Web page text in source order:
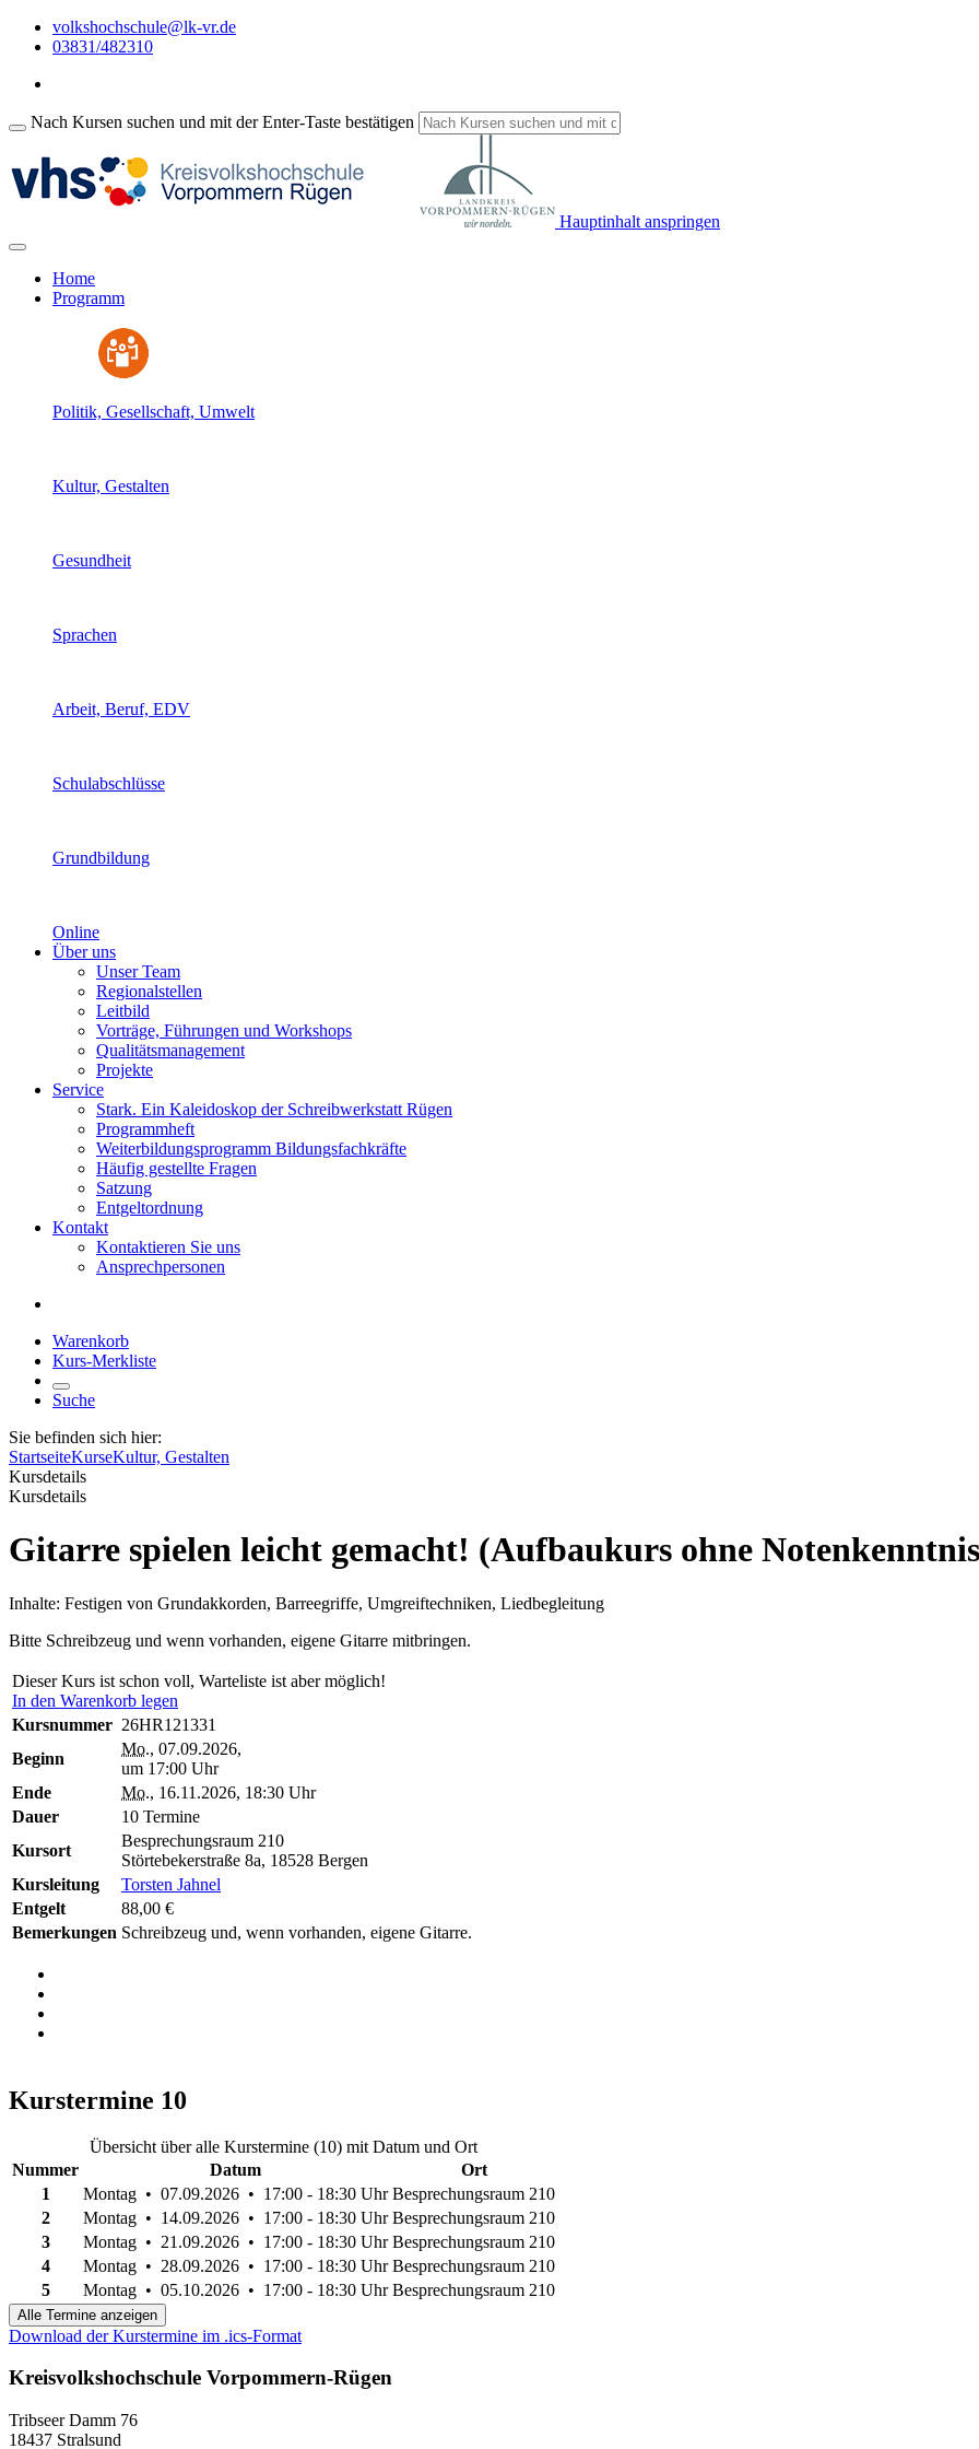
volkshochschule@lk-vr.de
03831/482310
Nach Kursen suchen und mit der Enter-Taste bestätigen
Hauptinhalt anspringen
Home
Programm
Politik, Gesellschaft, Umwelt
Kultur, Gestalten
Gesundheit
Sprachen
Arbeit, Beruf, EDV
Schulabschlüsse
Grundbildung
Online
Über uns
Unser Team
Regionalstellen
Leitbild
Vorträge, Führungen und Workshops
Qualitätsmanagement
Projekte
Service
Stark. Ein Kaleidoskop der Schreibwerkstatt Rügen
Programmheft
Weiterbildungsprogramm Bildungsfachkräfte
Häufig gestellte Fragen
Satzung
Entgeltordnung
Kontakt
Kontaktieren Sie uns
Ansprechpersonen
Warenkorb
Kurs-Merkliste
Suche
Sie befinden sich hier:
StartseiteKurseKultur, Gestalten
Kursdetails
Kursdetails
Gitarre spielen leicht gemacht! (Aufbaukurs ohne
Inhalte: Festigen von Grundakkorden, Barreegriffe, Umgreiftechniken, Liedbegleitung
Bitte Schreibzeug und wenn vorhanden, eigene Gitarre mitbringen.
Dieser Kurs ist schon voll, Warteliste ist aber möglich!
In den Warenkorb legen
Kursnummer 26HR121331
Beginn
Mo., 07.09.2026,
um 17:00 Uhr
Ende
Mo., 16.11.2026, 18:30 Uhr
Dauer
10 Termine
Kursort
Besprechungsraum 210
Störtebekerstraße 8a, 18528 Bergen
Kursleitung
Torsten Jahnel
Entgelt
88,00 €
Bemerkungen Schreibzeug und, wenn vorhanden, eigene Gitarre.
Kurstermine 10
Übersicht über alle Kurstermine (10) mit Datum und Ort
Nummer
Datum
Ort
1
Montag • 07.09.2026 • 17:00 - 18:30 Uhr Besprechungsraum 210
2
Montag • 14.09.2026 • 17:00 - 18:30 Uhr Besprechungsraum 210
3
Montag • 21.09.2026 • 17:00 - 18:30 Uhr Besprechungsraum 210
4
Montag • 28.09.2026 • 17:00 - 18:30 Uhr Besprechungsraum 210
5
Montag • 05.10.2026 • 17:00 - 18:30 Uhr Besprechungsraum 210
Alle Termine anzeigen
Download der Kurstermine im .ics-Format
Kreisvolkshochschule Vorpommern-Rügen
Tribseer Damm 76
18437 Stralsund